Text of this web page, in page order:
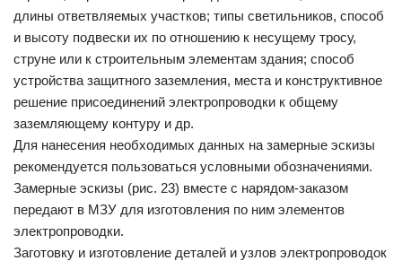
длины ответвляемых участков; типы светильников, способ
и высоту подвески их по отношению к несущему тросу,
струне или к строительным элементам здания; способ
устройства защитного заземления, места и конструктивное
решение присоединений электропроводки к общему
заземляющему контуру и др.
Для нанесения необходимых данных на замерные эскизы
рекомендуется пользоваться условными обозначениями.
Замерные эскизы (рис. 23) вместе с нарядом-заказом
передают в МЗУ для изготовления по ним элементов
электропроводки.
Заготовку и изготовление деталей и узлов электропроводок